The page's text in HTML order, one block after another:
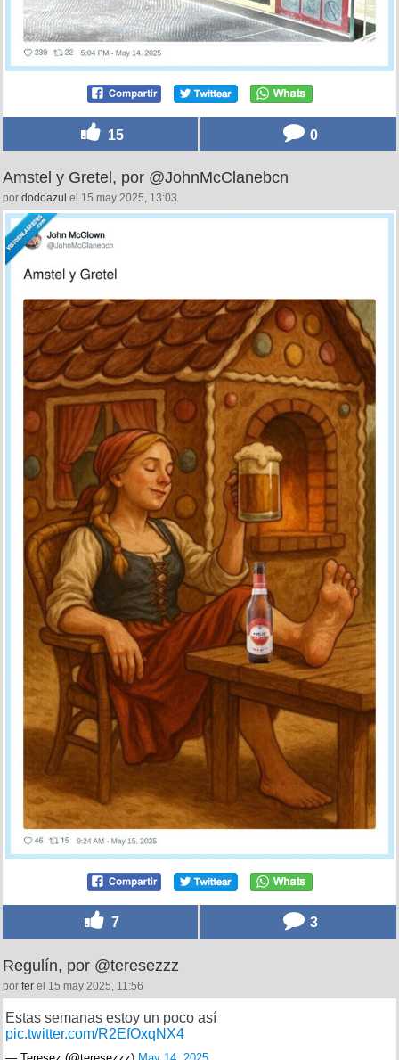
15 0
Amstel y Gretel, por @JohnMcClanebcn
por dodoazul el 15 may 2025, 13:03
7 3
Regulín, por @teresezzz
por fer el 15 may 2025, 11:56
Estas semanas estoy un poco así
pic.twitter.com/R2EfOxqNX4